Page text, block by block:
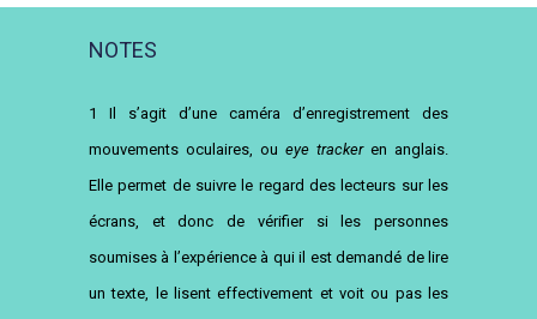
NOTES
1
Il s’agit d’une caméra d’enregistrement des
mouvements oculaires, ou eye trackeren anglais.
Elle permet de suivre le regard des lecteurs sur les
écrans, et donc de vérifier si les personnes
soumises à l’expérience à qui il est demandé de lire
un texte, le lisent effectivement et voit ou pas les